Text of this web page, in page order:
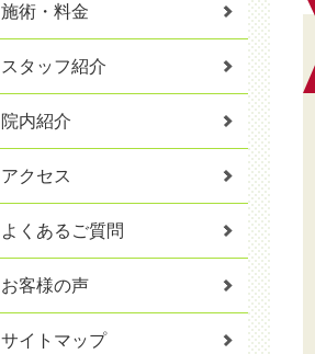
施術・料金
スタッフ紹介
院内紹介
アクセス
よくあるご質問
お客様の声
サイトマップ